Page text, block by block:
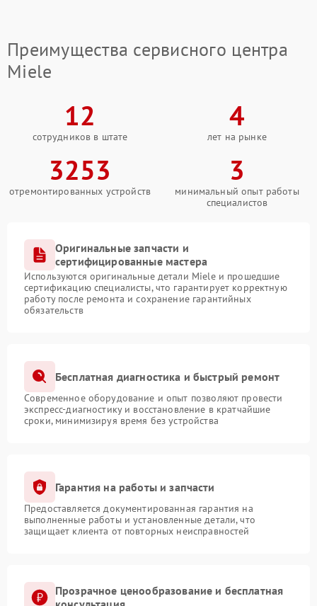
Преимущества сервисного центра
Miele
12
сотрудников в штате
4
лет на рынке
3253
отремонтированных устройств
3
минимальный опыт работы
специалистов
Оригинальные запчасти и
сертифицированные мастера
Используются оригинальные детали Miele и прошедшие
сертификацию специалисты, что гарантирует корректную
работу после ремонта и сохранение гарантийных
обязательств
Бесплатная диагностика и быстрый ремонт
Современное оборудование и опыт позволяют провести
экспресс-диагностику и восстановление в кратчайшие
сроки, минимизируя время без устройства
Гарантия на работы и запчасти
Предоставляется документированная гарантия на
выполненные работы и установленные детали, что
защищает клиента от повторных неисправностей
Прозрачное ценообразование и бесплатная